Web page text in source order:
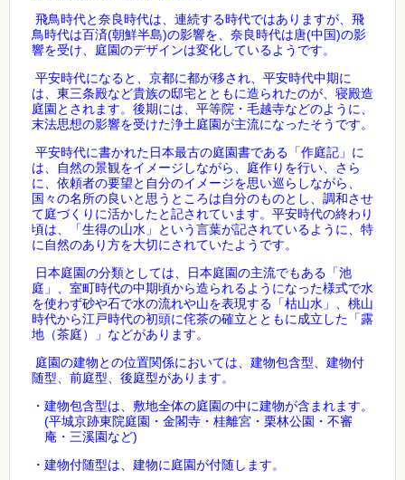
飛鳥時代と奈良時代は、連続する時代ではありますが、飛
鳥時代は百済(朝鮮半島)の影響を、奈良時代は唐(中国 )の影
響を受け、庭園のデザインは変化しているようです。
平安時代になると、京都に都が移され、平安時代中期に
は、東三条殿など貴族の邸宅とともに造られたのが、寝殿造
庭園とされます。後期には、平等院・毛越寺などのように、
末法思想の影響を受けた浄土庭園が主流になったそうです。
平安時代に書かれた日本最古の庭園書である「作庭記」に
は、自然の景観をイメージしながら、庭作りを行い、さら
に、依頼者の要望と自分のイメージを思い巡らしながら、
国々の名所の良いと思うところは自分のものとし、調和させ
て庭づくりに活かしたと記されています。平安時代の終わり
頃は、「生得の山水」という言葉が記されているように、特
に自然のあり方を大切にされていたようです。
日本庭園の分類としては、日本庭園の主流でもある「池
庭」、室町時代の中期頃から造られるようになった様式で水
を使わず砂や石で水の流れや山を表現する「枯山水」、桃山
時代から江戸時代の初頭に侘茶の確立とともに成立した「露
地（茶庭）」などがあります。
庭園の建物との位置関係においては、建物包含型、建物付
随型、前庭型、後庭型があります。
・建物包含型は、敷地全体の庭園の中に建物が含まれます。
(平城京跡東院庭園・金閣寺・桂離宮・栗林公園・不審
庵・三溪園など)
・建物付随型は、建物に庭園が付随します。